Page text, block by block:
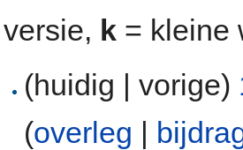
versie, k = kleine
(huidig | vorige)
(overleg |